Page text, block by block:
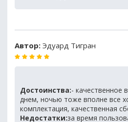
Автор: Эдуард Тигран
Достоинства:- качественное
днем, ночью тоже вполне все
комплектация, качественная
Недостатки:за время